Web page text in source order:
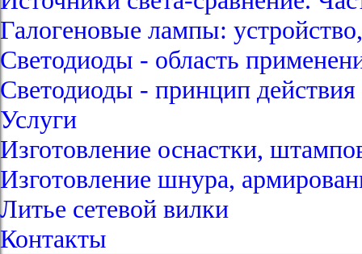
Галогеновые лампы:
Светодиоды - область
Светодиоды - принцип действия
Услуги
Изготовление оснастки,
Изготовление шнура,
Литье сетевой вилки
Контакты